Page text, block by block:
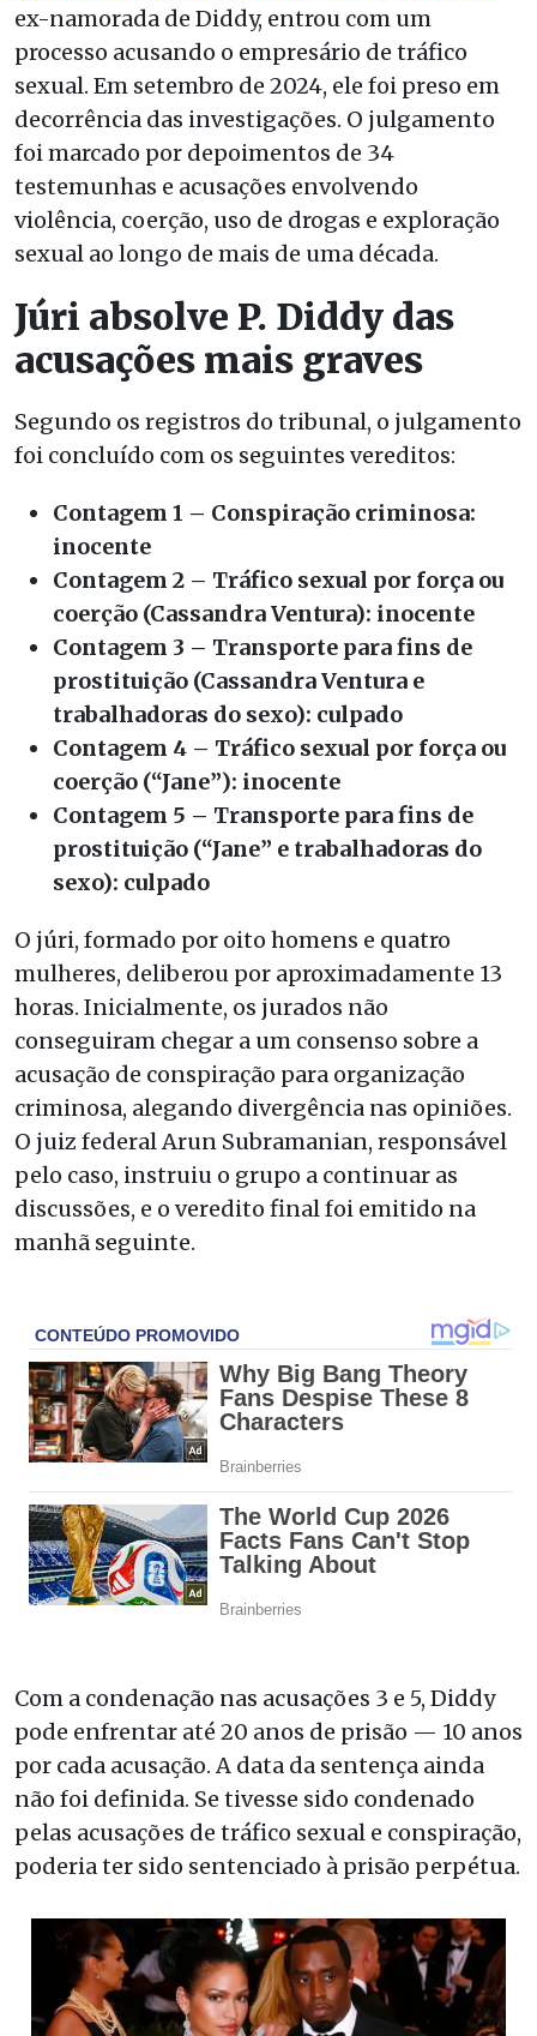
ex-namorada de Diddy, entrou com um
processo acusando o empresário de tráfico
sexual. Em setembro de 2024, ele foi preso em
decorrência das investigações. O julgamento
foi marcado por depoimentos de 34
testemunhas e acusações envolvendo
violência, coerção, uso de drogas e exploração
sexual ao longo de mais de uma década.
Júri absolve P. Diddy das
acusações mais graves
Segundo os registros do tribunal, o julgamento
foi concluído com os seguintes vereditos:
Contagem 1 – Conspiração criminosa:
inocente
Contagem 2 – Tráfico sexual por força ou
coerção (Cassandra Ventura): inocente
Contagem 3 – Transporte para fins de
prostituição (Cassandra Ventura e
trabalhadoras do sexo): culpado
Contagem 4 – Tráfico sexual por força ou
coerção (“Jane”): inocente
Contagem 5 – Transporte para fins de
prostituição (“Jane” e trabalhadoras do
sexo): culpado
O júri, formado por oito homens e quatro
mulheres, deliberou por aproximadamente 13
horas. Inicialmente, os jurados não
conseguiram chegar a um consenso sobre a
acusação de conspiração para organização
criminosa, alegando divergência nas opiniões.
O juiz federal Arun Subramanian, responsável
pelo caso, instruiu o grupo a continuar as
discussões, e o veredito final foi emitido na
manhã seguinte.
Com a condenação nas acusações 3 e 5, Diddy
pode enfrentar até 20 anos de prisão — 10 anos
por cada acusação. A data da sentença ainda
não foi definida. Se tivesse sido condenado
pelas acusações de tráfico sexual e conspiração,
poderia ter sido sentenciado à prisão perpétua.